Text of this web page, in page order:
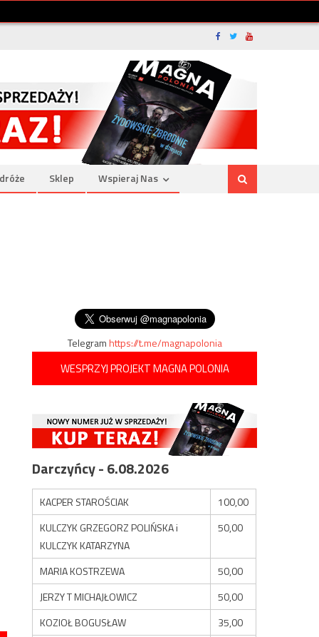
Sklep Wspieraj Nas
Telegramhttps://t.me/magnapolonia
WESPRZYJ PROJEKT MAGNA POLONIA
Darczyńcy - 6.08.2026
KACPER STAROŚCIAK
100,00
KULCZYK GRZEGORZ POLIŃSKA i
KULCZYK KATARZYNA
50,00
MARIA KOSTRZEWA
50,00
JERZY T MICHAJŁOWICZ
50,00
KOZIOŁ BOGUSŁAW
35,00